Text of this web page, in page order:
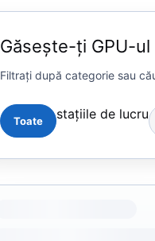
Găsește-ți GPU-ul
Filtrați după categorie sau
Toate stațiile de lucru